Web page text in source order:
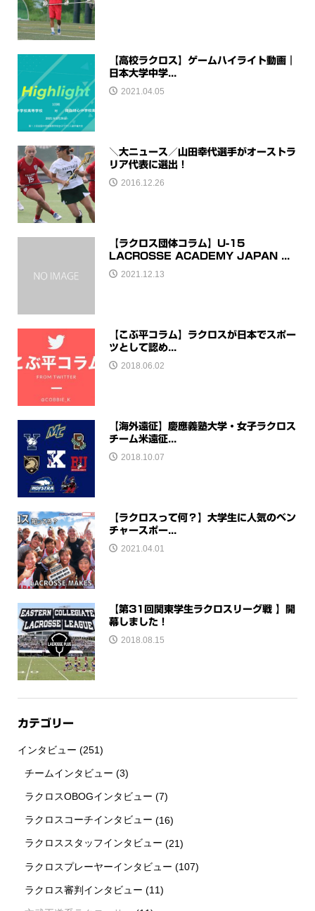
【高校ラクロス】ゲームハイライト動画｜
日本大学中学...
2021.04.05
＼大ニュース／山田幸代選手がオーストラ
リア代表に選出！
2016.12.26
【ラクロス団体コラム】U-15
LACROSSE ACADEMY JAPAN ...
2021.12.13
【こぶ平コラム】ラクロスが日本でスポー
ツとして認め...
2018.06.02
【海外遠征】慶應義塾大学・女子ラクロス
チーム米遠征...
2018.10.07
【ラクロスって何？】大学生に人気のベン
チャースポー...
2021.04.01
【第31回関東学生ラクロスリーグ戦 】開
幕しました！
2018.08.15
カテゴリー
インタビュー (251)
チームインタビュー (3)
ラクロスOBOGインタビュー (7)
ラクロスコーチインタビュー (16)
ラクロススタッフインタビュー (21)
ラクロスプレーヤーインタビュー (107)
ラクロス審判インタビュー (11)